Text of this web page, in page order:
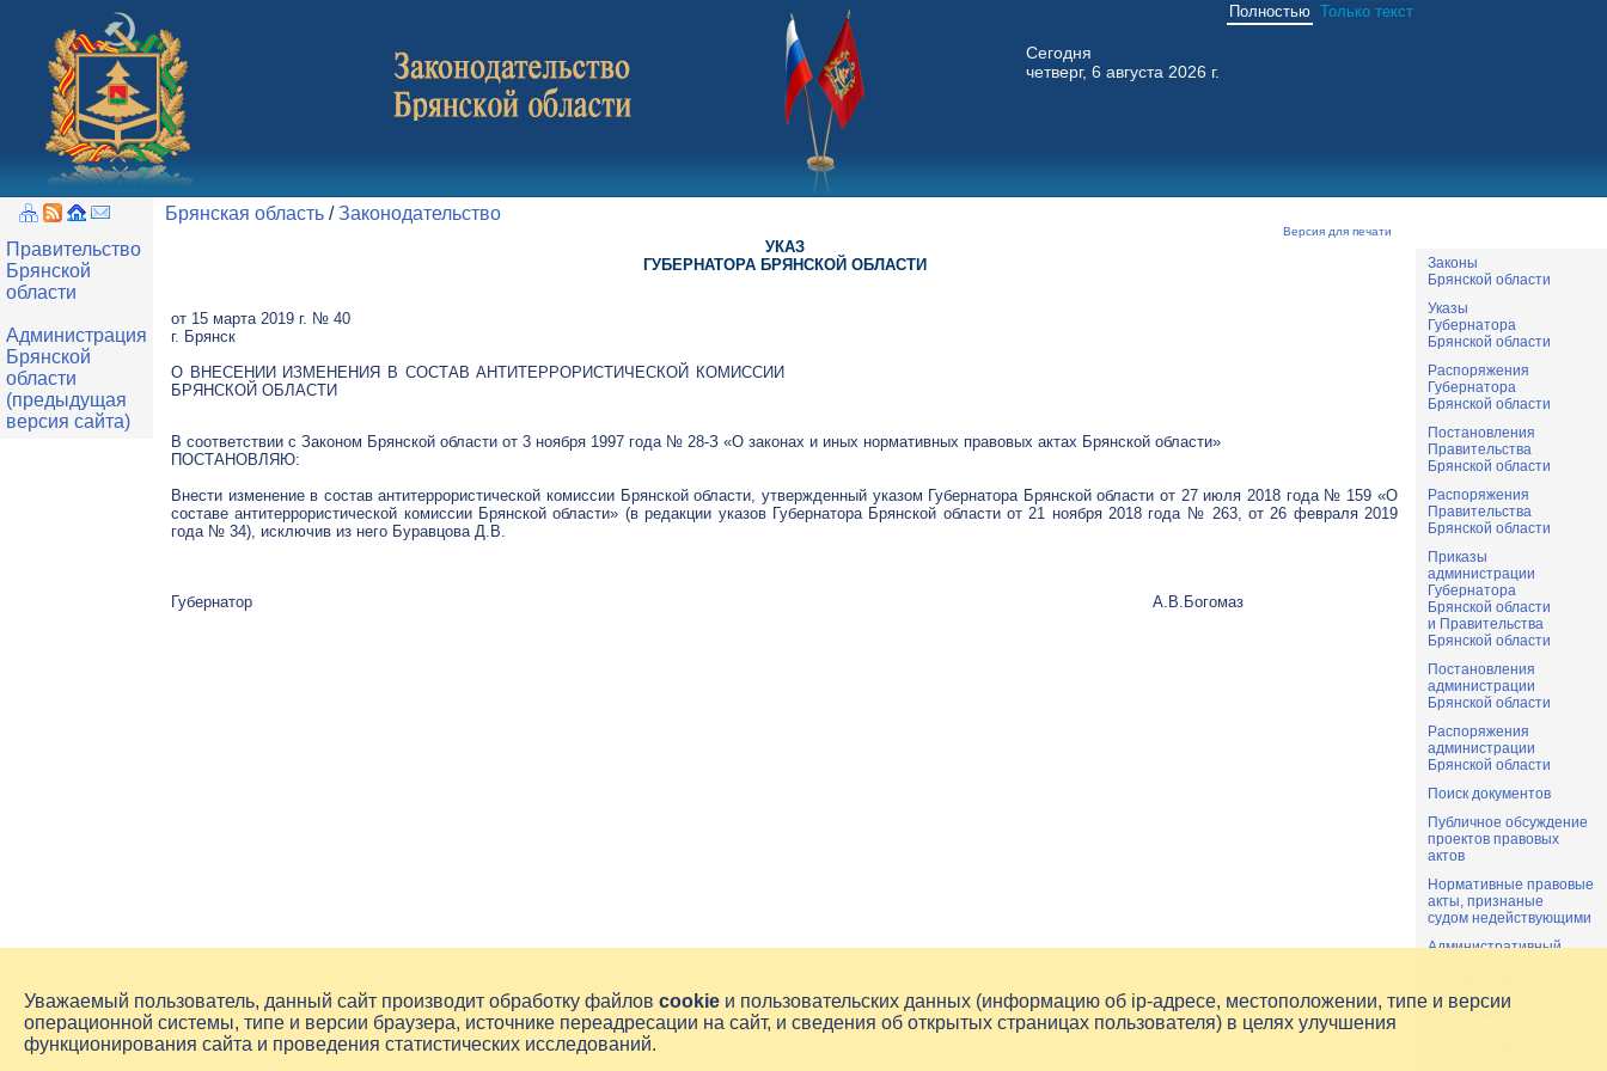
Полностью Только текст
Сегодня
четверг, 6 августа 2026 г.
Правительство
Брянской
области
Администрация
Брянской
области
(предыдущая
версия сайта)
Брянская область /Законодательство
Версия для печати
УКАЗ
ГУБЕРНАТОРА БРЯНСКОЙ ОБЛАСТИ
от 15 марта 2019 г. № 40
г. Брянск
О ВНЕСЕНИИ ИЗМЕНЕНИЯ В СОСТАВ АНТИТЕРРОРИСТИЧЕСКОЙ КОМИССИИ
БРЯНСКОЙ ОБЛАСТИ
В соответствии с Законом Брянской области от 3 ноября 1997 года № 28-З «О законах и иных нормативных правовых актах Брянской области»
ПОСТАНОВЛЯЮ:
Внести изменение в состав антитеррористической комиссии Брянской области, утвержденный указом Губернатора Брянской области от 27 июля 2018 года № 159 «О
составе антитеррористической комиссии Брянской области» (в редакции указов Губернатора Брянской области от 21 ноября 2018 года № 263, от 26 февраля 2019
года № 34), исключив из него Буравцова Д.В.
Губернатор А.В.Богомаз
Законы
Брянской области
Указы
Губернатора
Брянской области
Распоряжения
Губернатора
Брянской области
Постановления
Правительства
Брянской области
Распоряжения
Правительства
Брянской области
Приказы
администрации
Губернатора
Брянской области
и Правительства
Брянской области
Постановления
администрации
Брянской области
Распоряжения
администрации
Брянской области
Поиск документов
Публичное обсуждение
проектов правовых
актов
Нормативные правовые
акты, признаные
судом недействующими
Административный
жалоб на действия
и решения
Уважаемый пользователь, данный сайт производит обработку файлов cookie и пользовательских данных (информацию об ip-адресе, местоположении, типе и версии
операционной системы, типе и версии браузера, источнике переадресации на сайт, и сведения об открытых страницах пользователя) в целях улучшения
функционирования сайта и проведения статистических исследований.